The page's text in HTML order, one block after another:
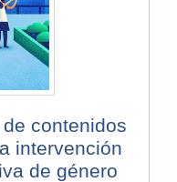
contenidos
intervención
de género